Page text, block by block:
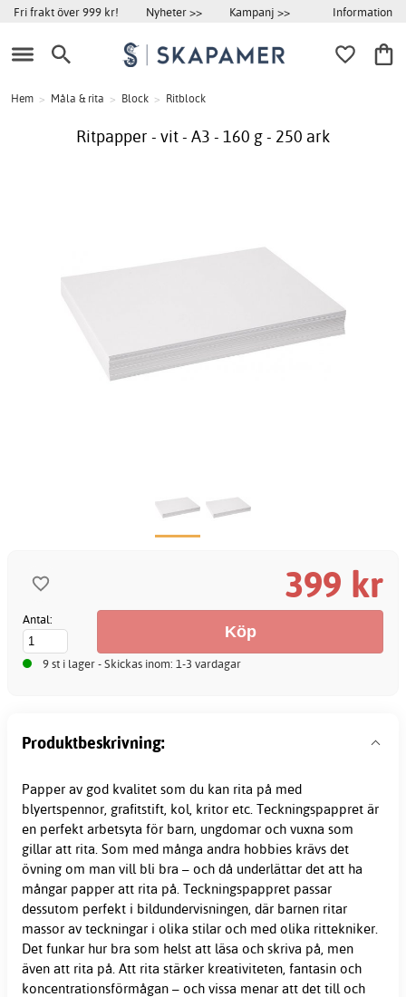
Fri frakt över 999 kr! Nyheter >> Kampanj >> Information
Hem > Måla & rita > Block > Ritblock
Ritpapper - vit - A3 - 160 g - 250 ark
399 kr
Antal:
9 st i lager - Skickas inom: 1-3 vardagar
Produktbeskrivning:
Papper av god kvalitet som du kan rita på med
blyertspennor, grafitstift, kol, kritor etc. Teckningspappret är
en perfekt arbetsyta för barn, ungdomar och vuxna som
gillar att rita. Som med många andra hobbies krävs det
övning om man vill bli bra – och då underlättar det att ha
mångar papper att rita på. Teckningspappret passar
dessutom perfekt i bildundervisningen, där barnen ritar
massor av teckningar i olika stilar och med olika rittekniker.
Det funkar hur bra som helst att läsa och skriva på, men
även att rita på. Att rita stärker kreativiteten, fantasin och
koncentrationsförmågan – och vissa menar att det till och